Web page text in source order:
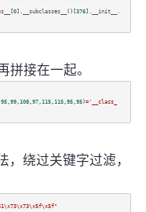
[0] . __subclasses__ ()[376] . __init__
.
拼接在一起。
95,99,108,97,115,115,95,95)='__class_
绕过关键字过滤，